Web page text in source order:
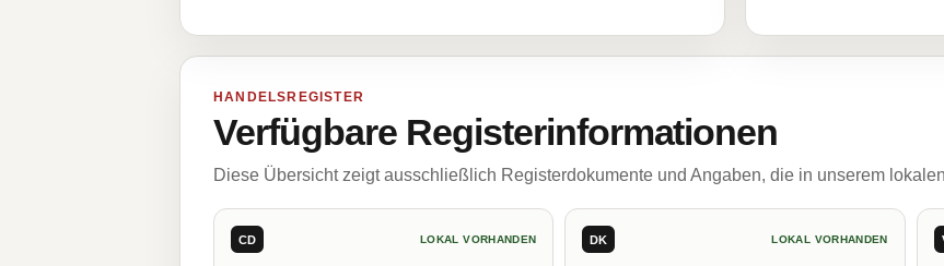
HANDELSREGISTER
Verfügbare Registerinformationen
Diese Übersicht zeigt ausschließlich Registerdokumente und Angaben, die in unserem
CD LOKAL VORHANDEN DK LOKAL VORHANDEN